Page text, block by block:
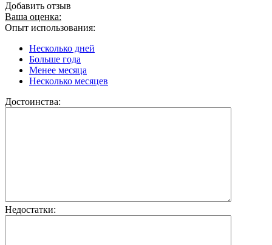
Добавить отзыв
Ваша оценка:
Опыт использования:
Несколько дней
Больше года
Менее месяца
Несколько месяцев
Достоинства:
Недостатки: